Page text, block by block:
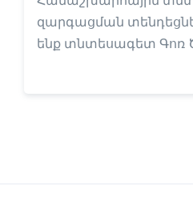
զարգացման
ենք տնտեսագետ Գոռ